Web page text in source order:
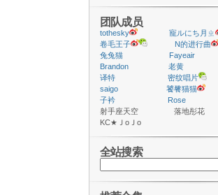
团队成员
tothesky
寵ルにち月ㄓ
卷毛王子
N的进行曲
兔兔猫
Fayeair
Brandon
老黄
译特
密纹唱片
saigo
饕餮猫猫
子衿
Rose
射手座天空 落地彤花
ΚС★ＪoＪo
全站搜索
索：